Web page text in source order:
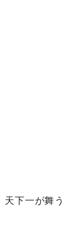
天下一が舞う